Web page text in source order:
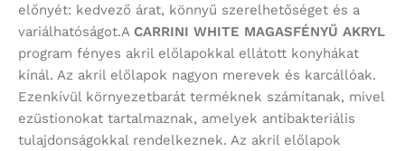
előnyét: kedvező árat, könnyű szerelhetőséget és a
variálhatóságot.A CARRINI WHITE MAGASFÉNYŰ AKRYL
program fényes akril előlapokkal ellátott konyhákat
kínál. Az akril előlapok nagyon merevek és karcállóak.
Ezenkívül környezetbarát terméknek számítanak, mivel
ezüstionokat tartalmaznak, amelyek antibakteriális
tulajdonságokkal rendelkeznek. Az akril előlapok